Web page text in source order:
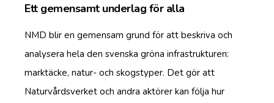
Ett gemensamt underlag för alla
NMD blir en gemensam grund för att beskriva och
analysera hela den svenska gröna infrastrukturen:
marktäcke, natur- och skogstyper. Det gör att
Naturvårdsverket och andra aktörer kan följa hur